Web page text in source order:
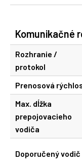
Komunikačné
Rozhranie /
protokol
Prenosová
Max. dĺžka
prepojovacieho
vodiča
Doporučený vodič